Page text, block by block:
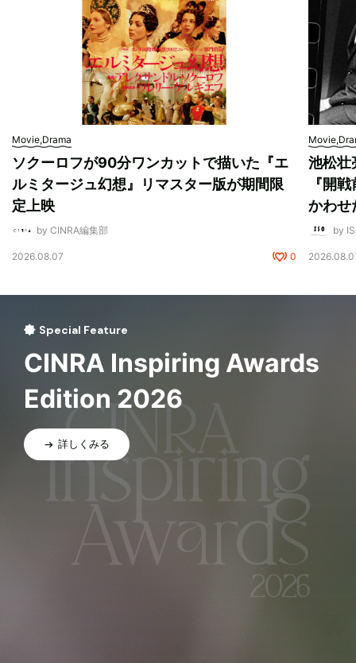
Movie,Drama
ソクーロフが90分ワンカットで描いた『エ
ルミタージュ幻想』リマスター版が期間限
定上映
by CINRA編集部
2026.08.07 0
池松壮
『開
かわせ
by
Special Feature
CINRA Inspiring Awards
Edition 2026
詳しくみる